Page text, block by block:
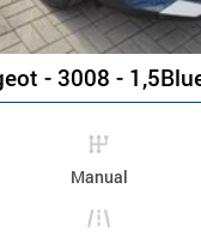
- 3008 -
Manual